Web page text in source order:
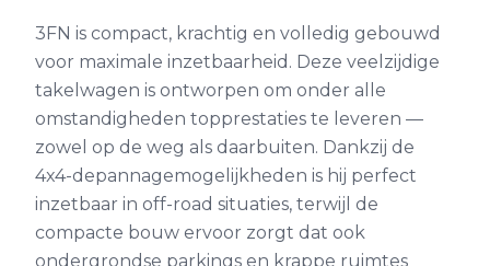
3FN is compact, krachtig en volledig gebouwd
voor maximale inzetbaarheid. Deze veelzijdige
takelwagen is ontworpen om onder alle
omstandigheden topprestaties te leveren —
zowel op de weg als daarbuiten. Dankzij de
4x4-depannagemogelijkheden is hij perfect
inzetbaar in off-road situaties, terwijl de
compacte bouw ervoor zorgt dat ook
ondergrondse parkings en krappe ruimtes